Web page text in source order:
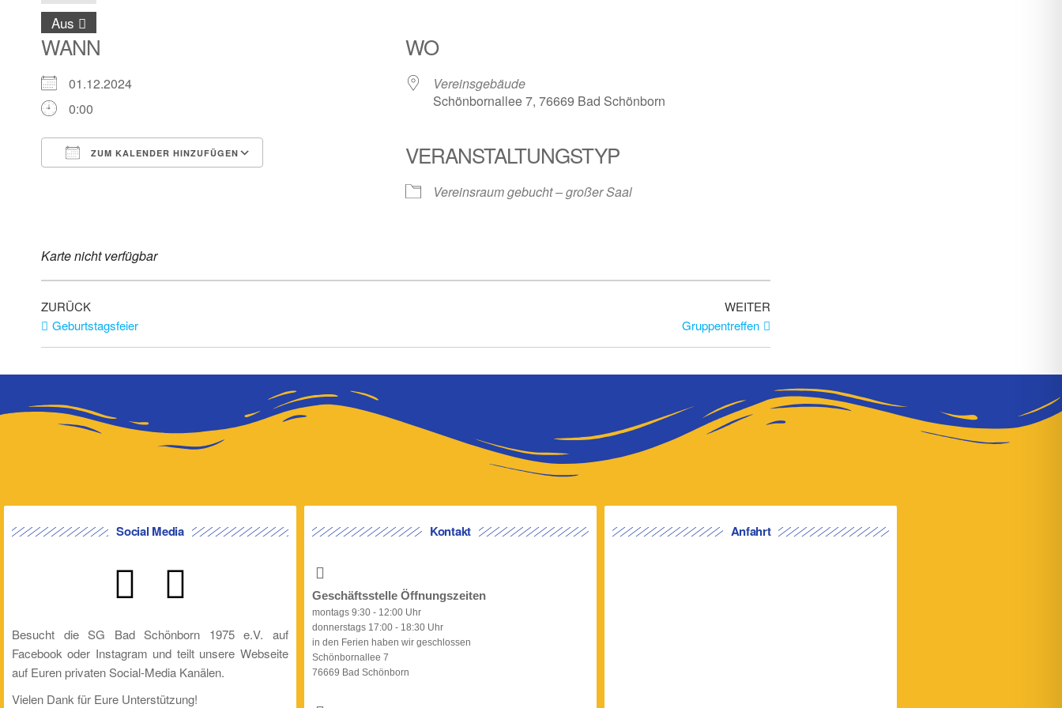
Aus
WANN
01.12.2024
0:00
ZUM KALENDER HINZUFÜGEN
WO
Vereinsgebäude
Schönbornallee 7, 76669 Bad Schönborn
VERANSTALTUNGSTYP
Vereinsraum gebucht – großer Saal
Karte nicht verfügbar
ZURÜCK
Geburtstagsfeier
WEITER
Gruppentreffen
Social Media
Besucht die SG Bad Schönborn 1975 e.V. auf
Facebook oder Instagram und teilt unsere Webseite
auf Euren privaten Social-Media Kanälen.
Vielen Dank für Eure Unterstützung!
Kontakt
Geschäftsstelle Öffnungszeiten
montags 9:30 - 12:00 Uhr
donnerstags 17:00 - 18:30 Uhr
in den Ferien haben wir geschlossen
Schönbornallee 7
76669 Bad Schönborn
Anfahrt